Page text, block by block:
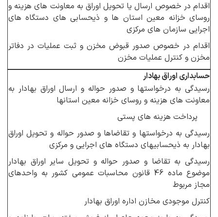
اقدام در خصوص ارسال یا تحویل اوراق به معاونت های هزینه و
روسای خزانه معین استان ها و ذیحسابی های دستگاه های
اجرایی سازمان های مرکزی
اقدام در خصوص صدور قبوض مخزن و ثبت عملیات در دفاتر
مخزن و کنترل عملیات مخزن
حسابداری اوراق بهادار
رسیدگی به درخواستها و صدور حواله و ارسال اوراق بهادار به
معاونت های هزینه و روسای خزانه معین استانها
پرداخت هزینه های پستی
رسیدگی به درخواستها و تقاضاها و صدور حواله و تحویل اوراق
بهادار به ذیحسابیهای دستگاه های اجرایی و مرکزی
رسیدگی به تقاضا و صدور حواله و تحویل سایر اوراق بهادار
موضوع ماده 46 قانون محاسبات عمومی کشور به واحدهای
مجاز مربوط
کنترل موجودی مخازن اداره اوراق بهادار